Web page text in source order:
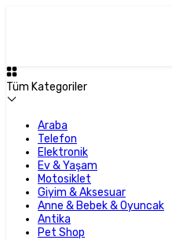
Tüm Kategoriler
Araba
Telefon
Elektronik
Ev & Yaşam
Motosiklet
Giyim & Aksesuar
Anne & Bebek & Oyuncak
Antika
Pet Shop